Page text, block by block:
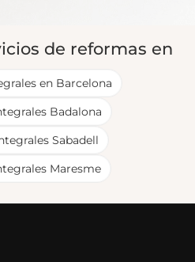
de reformas en
en Barcelona
Badalona
Sabadell
Maresme